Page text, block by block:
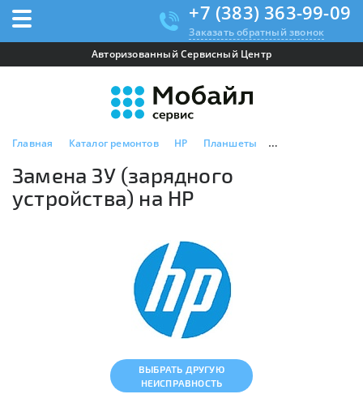
+7 (383) 363-99-09
Заказать обратный звонок
Авторизованный Сервисный Центр
Главная Каталог ремонтов HP Планшеты Замена ЗУ
Замена ЗУ (зарядного
устройства) на HP
ВЫБРАТЬ ДРУГУЮ
НЕИСПРАВНОСТЬ